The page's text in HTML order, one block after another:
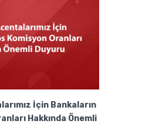
İçin Bankaların
Hakkında Önemli